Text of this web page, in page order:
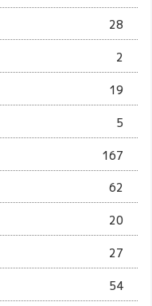
28
2
19
5
167
62
20
27
54